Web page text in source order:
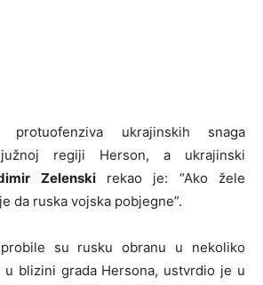
protuofenziva ukrajinskih snaga
regiji Herson, a ukrajinski
Zelenskirekao je: “Ako žele
da ruska vojska pobjegne”.
su rusku obranu u nekoliko
u blizini grada Hersona, ustvrdio je u